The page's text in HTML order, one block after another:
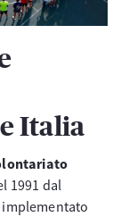
Italia
1991 dal
implementato